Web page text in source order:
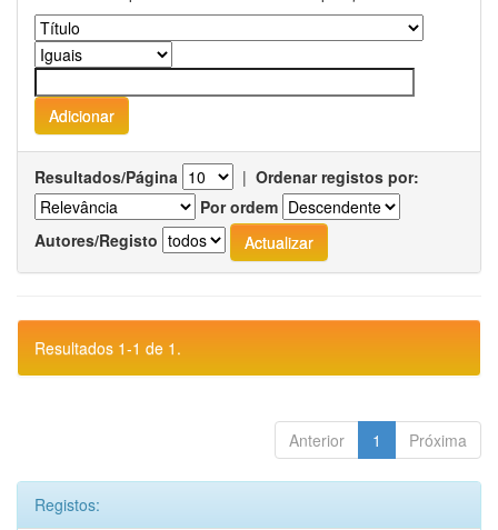
Resultados/Página | Ordenar registos por:
Por ordem
Autores/Registo
Resultados 1-1 de 1.
Anterior 1 Próxima
Registos: